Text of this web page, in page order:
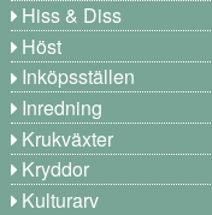
Hiss & Diss
Höst
Inköpsställen
Inredning
Krukväxter
Kryddor
Kulturarv